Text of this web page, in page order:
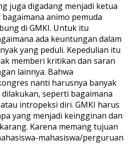
juga digadang menjadi ketua
animo pemuda
di GMKI. Untuk itu
ada keuntungan dalam
yang peduli. Kepedulian itu
memberi kritikan dan saran
lainnya. Bahwa
nanti harusnya banyak
seperti bagaimana
intropeksi diri. GMKI harus
yang menjadi keingginan dan
Karena memang tujuan
mahasiswa/perguruan